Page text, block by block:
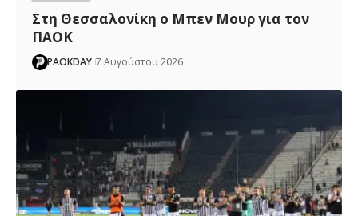
Στη Θεσσαλονίκη ο Μπεν Μουρ για τον
ΠΑΟΚ
PAOKDAY 7 Αυγούστου 2026